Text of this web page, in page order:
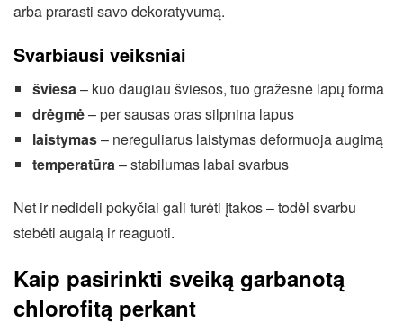
arba prarasti savo dekoratyvumą.
Svarbiausi veiksniai
šviesa– kuo daugiau šviesos, tuo gražesnė lapų forma
drėgmė– per sausas oras silpnina lapus
laistymas– nereguliarus laistymas deformuoja augimą
temperatūra– stabilumas labai svarbus
Net ir nedideli pokyčiai gali turėti įtakos – todėl svarbu
stebėti augalą ir reaguoti.
Kaip pasirinkti sveiką garbanotą
chlorofitą perkant